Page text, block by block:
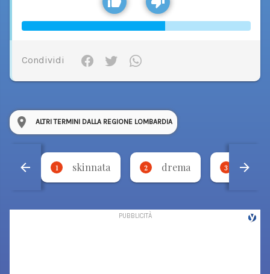
Condividi
ALTRI TERMINI DALLA REGIONE LOMBARDIA
1 skinnata 2 drema 3